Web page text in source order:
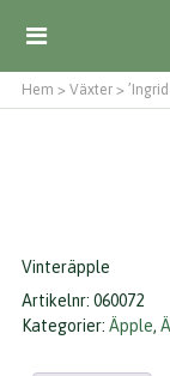
Hem > Växter >
Vinteräpple
Artikelnr: 060072
Kategorier: Äpple,